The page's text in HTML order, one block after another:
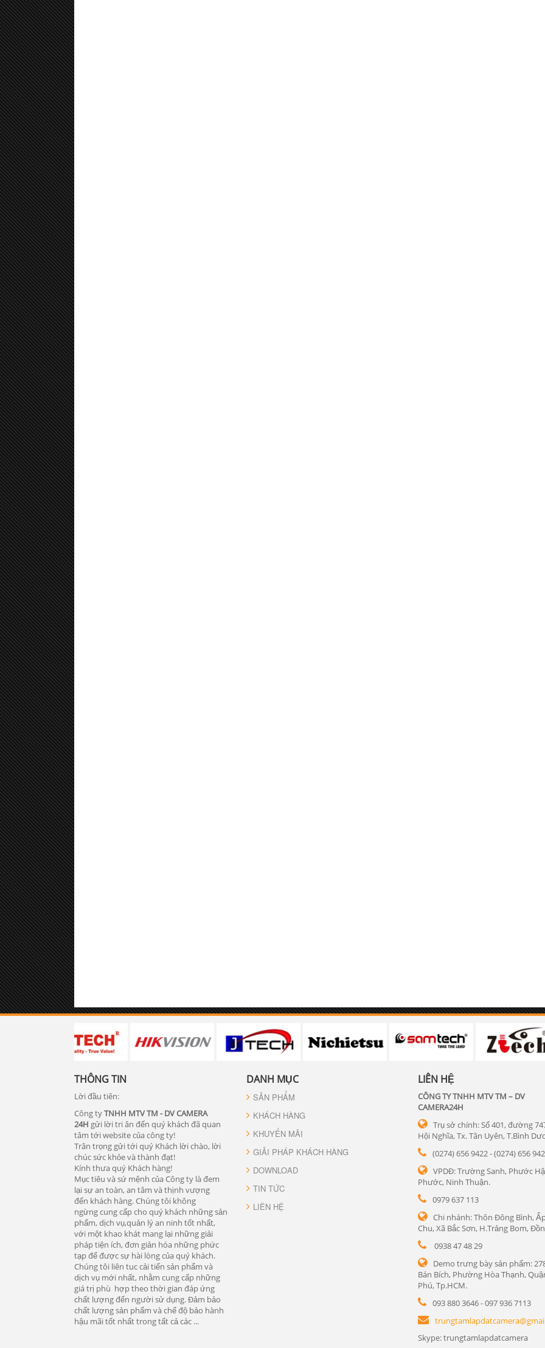
THÔNG TIN
Lời đầu tiên:
Công tyTNHH MTV TM - DV CAMERA
24H gửi lời tri ân đến quý khách đã quan
tâm tới website của công ty!
Trân trọng gửi tới quý Khách lời chào, lời
chúc sức khỏe và thành đạt!
Kính thưa quý Khách hàng!
Mục tiêu và sứ mệnh của Công ty là đem
lại sự an toàn, an tâm và thịnh vượng
đến khách hàng. Chúng tôi không
ngừng cung cấp cho quý khách những sản
phẩm, dịch vụ,quản lý an ninh tốt nhất,
với một khao khát mang lại những giải
pháp tiện ích, đơn giản hóa những phức
tạp để được sự hài lòng của quý khách.
Chúng tôi liên tuc cải tiến sản phẩm và
dịch vụ mới nhất, nhằm cung cấp những
giá trị phù hợp theo thời gian đáp ứng
chất lượng đến người sử dụng. Đảm bảo
chất lượng sản phẩm và chế độ bảo hành
hậu mãi tốt nhất trong tất cả các ...
DANH MỤC
SẢN PHẨM
KHÁCH HÀNG
KHUYẾN MÃI
GIẢI PHÁP KHÁCH HÀNG
DOWNLOAD
TIN TỨC
LIÊN HỆ
LIÊN HỆ
CÔNG TY TNHH MTV TM – DV
CAMERA24H
Trụ sở chính: Số 401, đường
Hội Nghĩa, Tx. Tân Uyên, T.Bình
(0274) 656 9422 - (0274) 656
VPDĐ: Trường Sanh, Phước
Phước, Ninh Thuận.
0979 637 113
Chi nhánh: Thôn Đông Bình,
Chu, Xã Bắc Sơn, H.Trảng Bom,
0938 47 48 29
Demo trưng bày sản phẩm:
Bán Bích, Phường Hòa Thạnh,
Phú, Tp.HCM.
093 880 3646 - 097 936 7113
Skype: trungtamlapdatcamera